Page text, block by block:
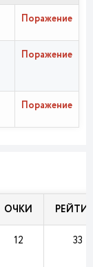
Поражение
Поражение
Поражение
ОЧКИ
12 33